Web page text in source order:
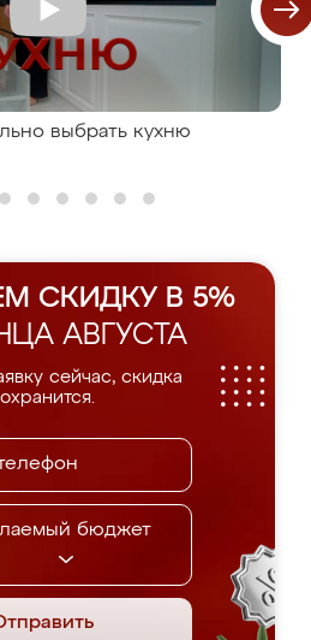
выбрать кухню
СКИДКУ В 5%
АВГУСТА
сейчас, скидка
бюджет